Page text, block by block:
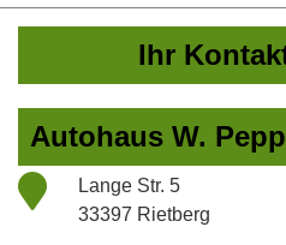
Ihr
Autohaus W.
Lange Str. 5
33397 Rietberg